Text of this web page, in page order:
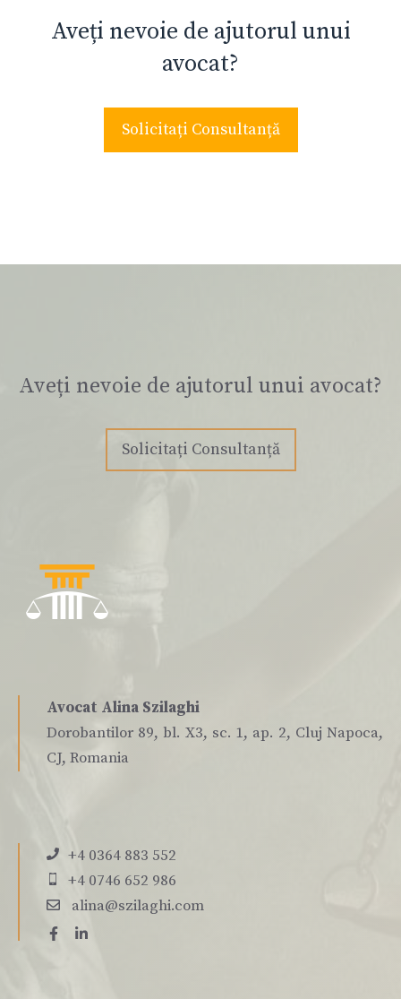
Aveți nevoie de ajutorul unui
avocat?
Solicitați Consultanță
Aveți nevoie de ajutorul unui avocat?
Solicitați Consultanță
Avocat Alina Szilaghi
Dorobantilor 89, bl. X3, sc. 1, ap. 2, Cluj Napoca,
CJ, Romania
+4 0364 883 552
+4 0746 652 986
alina@szilaghi.com